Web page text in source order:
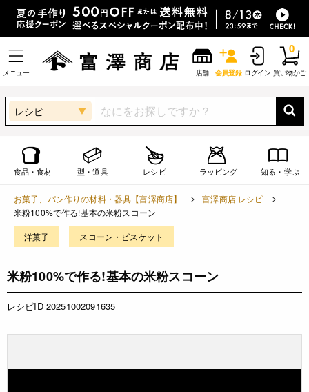
メニュー 店舗 会員登録 ログイン 買い物かご
0
レシピ
食品・食材 型・道具 レシピ ラッピング 知る・学ぶ
お菓子、パン作りの材料・器具【富澤商店】
富澤商店 レシピ
米粉100%で作る!基本の米粉スコーン
洋菓子 スコーン・ビスケット
米粉100%で作る!基本の米粉スコーン
レシピID 20251002091635